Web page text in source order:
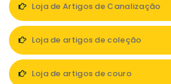
Loja de Artigos de Canalização
Loja de artigos de coleção
Loja de artigos de couro